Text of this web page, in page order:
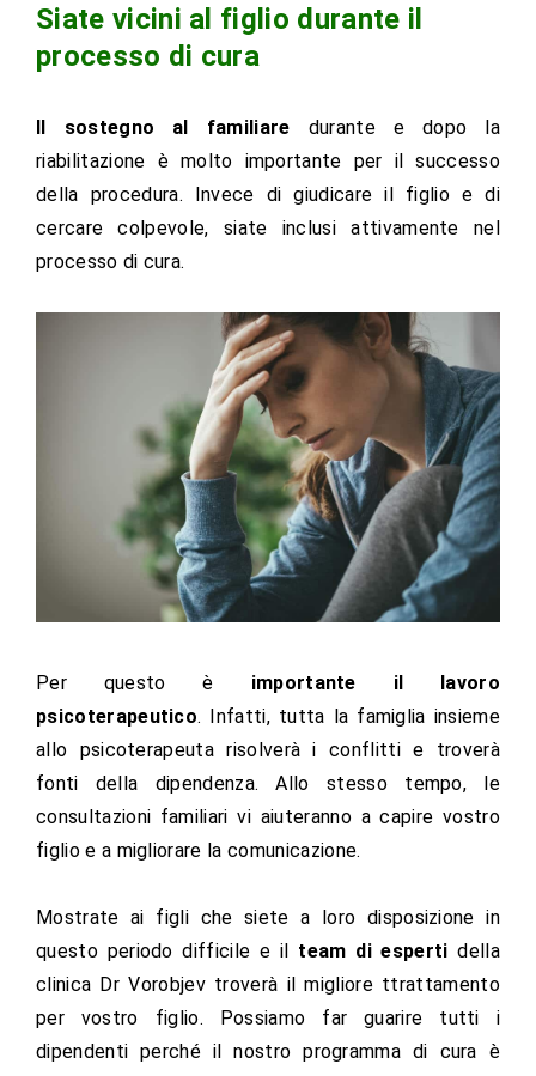
Siate vicini al figlio durante il
processo di cura
Il sostegno al familiare durante e dopo la
riabilitazione è molto importante per il successo
della procedura. Invece di giudicare il figlio e di
cercare colpevole, siate inclusi attivamente nel
processo di cura.
Per questo è importante il lavoro
psicoterapeutico. Infatti, tutta la famiglia insieme
allo psicoterapeuta risolverà i conflitti e troverà
fonti della dipendenza. Allo stesso tempo, le
consultazioni familiari vi aiuteranno a capire vostro
figlio e a migliorare la comunicazione.
Mostrate ai figli che siete a loro disposizione in
questo periodo difficile e il team di esperti della
clinica Dr Vorobjev troverà il migliore ttrattamento
per vostro figlio. Possiamo far guarire tutti i
dipendenti perché il nostro programma di cura è